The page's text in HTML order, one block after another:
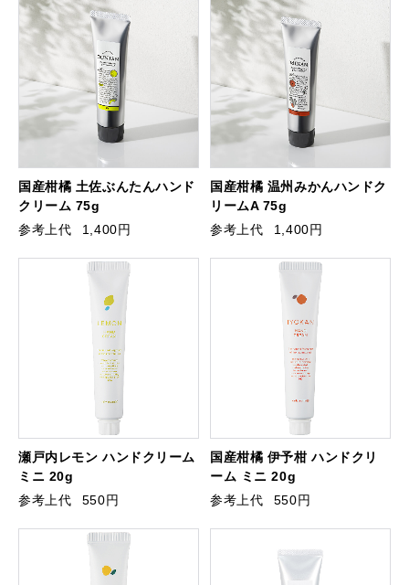
国産柑橘 土佐ぶんたんハンド
クリーム 75g
参考上代
1,400円
国産柑橘 温州みかんハンドク
リームA 75g
参考上代
1,400円
瀬戸内レモン ハンドクリーム
ミニ 20g
参考上代
550円
国産柑橘 伊予柑 ハンドクリ
ーム ミニ 20g
参考上代
550円